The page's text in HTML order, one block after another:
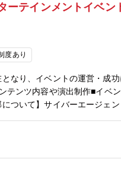
テインメントイベン
度あり
なり、イベントの運営・成
テンツ内容や演出制作■イベ
ついて】サイバーエージェ
一環としてイベントを開催
Com.～』を開催し、約4万
グループ子会社CyberZでは
引退試合「chocoZAP